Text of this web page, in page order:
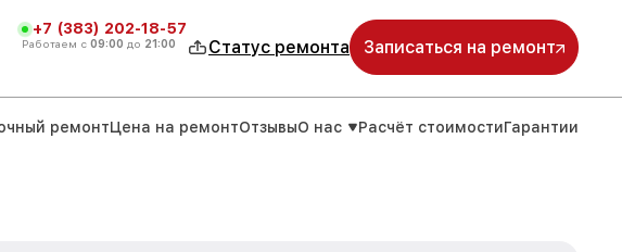
+7 (383) 202-18-57
Работаем с 09:00 до 21:00 Статус ремонта Записаться на ремонт
ремонтЦена на ремонтОтзывыО нас Расчёт стоимостиГарантии